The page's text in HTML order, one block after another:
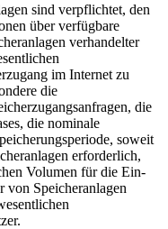
sind verpflichtet, den
über verfügbare
verhandelter
im Internet zu
die
die
die nominale
soweit
erforderlich,
Volumen für die Ein-
von Speicheranlagen